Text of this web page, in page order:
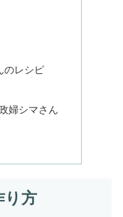
のレシピ
婦シマさん
り方